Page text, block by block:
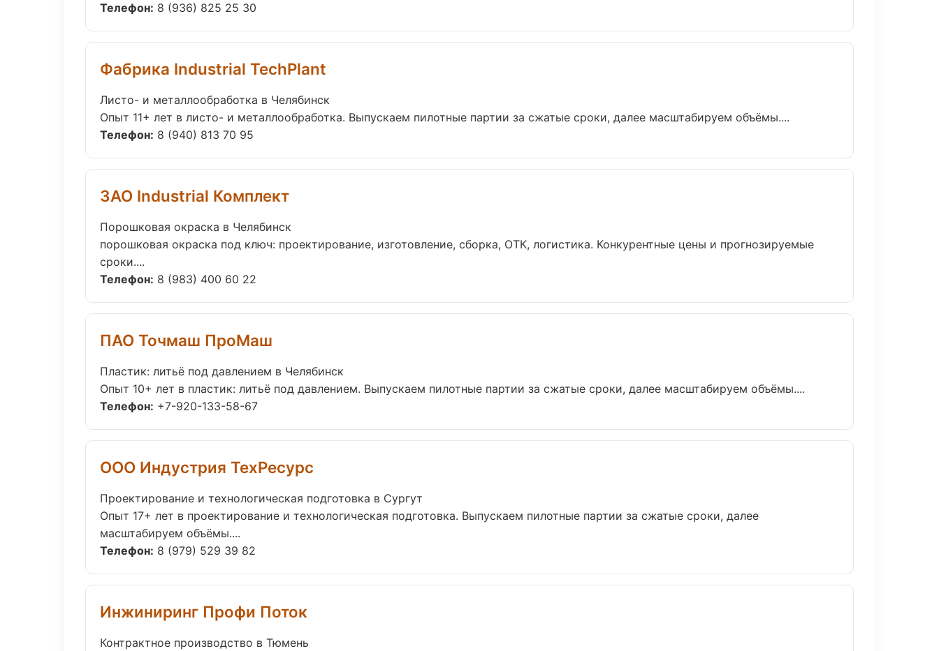
Телефон: 8 (936) 825 25 30
Фабрика Industrial TechPlant
Листо- и металлообработка в Челябинск
Опыт 11+ лет в листо- и металлообработка. Выпускаем пилотные партии за сжатые сроки, далее масштабируем объёмы....
Телефон: 8 (940) 813 70 95
ЗАО Industrial Комплект
Порошковая окраска в Челябинск
порошковая окраска под ключ: проектирование, изготовление, сборка, ОТК, логистика. Конкурентные цены и прогнозируемые
сроки....
Телефон: 8 (983) 400 60 22
ПАО Точмаш ПроМаш
Пластик: литьё под давлением в Челябинск
Опыт 10+ лет в пластик: литьё под давлением. Выпускаем пилотные партии за сжатые сроки, далее масштабируем объёмы....
Телефон: +7-920-133-58-67
ООО Индустрия ТехРесурс
Проектирование и технологическая подготовка в Сургут
Опыт 17+ лет в проектирование и технологическая подготовка. Выпускаем пилотные партии за сжатые сроки, далее
масштабируем объёмы....
Телефон: 8 (979) 529 39 82
Инжиниринг Профи Поток
Контрактное производство в Тюмень